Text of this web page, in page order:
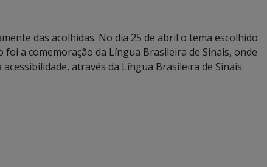
das acolhidas. No dia 25 de abril o tema escolhido
a comemoração da Língua Brasileira de Sinais, onde
através da Língua Brasileira de Sinais.